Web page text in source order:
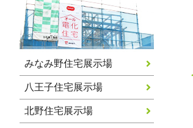
みなみ野住宅展示場
八王子住宅展示場
北野住宅展示場